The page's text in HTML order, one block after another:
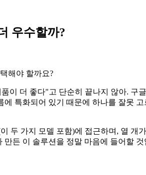
우수할까?
해야 할까요?
이 더 좋다"고 단순히 끝나지 않아. 구
특화되어 있기 때문에 하나를 잘못
두 가지 모델 포함)에 접근하며, 열 개
든 이 솔루션을 정말 마음에 들어할 것